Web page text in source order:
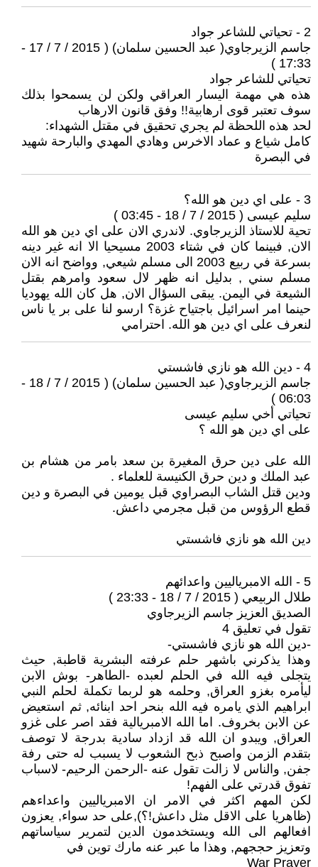
2 - تحياتي للشاعر جواد
جاسم الزيرجاوي( عبد الحسين سلمان) ( 2015 / 7 / 17 -
17:33 )
تحياتي للشاعر جواد
هذه هي مهمة اليسار العراقي ولكن لن يسمحوا بذلك
سوف تعتبر قوى ارهابية!! وفق قانون الارهاب
لحد هذه اللحظة لم يجري تحقيق في مقتل الشهداء:
كامل شياع و عماد الاخرس وهادي المهدي والبارحة شهيد
في البصرة
3 - على اي دين هو الله؟
سليم عيسى ( 2015 / 7 / 18 - 03:45 )
تحية للاستاذ الزيرجاوي. لاندري الان على اي دين هو الله
الان, فبينما كان في شتاء 2003 مسيحيا الا انه غير دينه
بسرعة في ربيع 2003 الى مسلم شيعي, وواضح انه الان
مسلم سني , بدليل انه ظهر لال سعود وامرهم بقتل
الشيعة في اليمن. يبقى السؤال الان, هل كان الله يهوديا
حينما امر اسرائيل باجتياح غزة؟ ارسو لنا على بر يا ناس
لنعرف على اي دين هو الله. احترامي
4 - دين الله هو نازي فاشستي
جاسم الزيرجاوي( عبد الحسين سلمان) ( 2015 / 7 / 18 -
06:03 )
تحياتي أخي سليم عيسى
على اي دين هو الله ؟
الله على دين حرق المغيرة بن سعد بامر من هشام بن
عبد الملك و دين حرق الكنيسة للعلماء .
ودين قتل الشاب البصراوي قبل يومين في البصرة و دين
قطع الرؤوس من قبل مجرمي داعش.
دين الله هو نازي فاشستي
5 - الله الامبرياليين واعدائهم
طلال الربيعي ( 2015 / 7 / 18 - 23:33 )
الصديق العزيز جاسم الزيرجاوي
تقول في تعليق 4
-دين الله هو نازي فاشستي-
وهذا يذكرني باشهر حلم عرفته البشرية قاطبة, حيث
يتجلى فيه الله في الحلم لعبده -الطاهر- بوش الابن
ليأمره بغزو العراق, وحلمه هو لربما تكملة لحلم النبي
ابراهيم الذي يامره فيه الله بنحر احد ابنائه, ثم استعيض
عن الابن بخروف. اما الله الامبريالية فقد اصر على غزو
العراق, ويبدو ان الله قد ازداد سادية بدرجة لا توصف
بتقدم الزمن واصبح ذبح الشعوب لا يسبب له حتى رفة
جفن, والناس لا زالت تقول عنه -الرحمن الرحيم- لاسباب
تفوق قدرتي على الفهم!
لكن المهم اكثر في الامر ان الامبرياليين واعداءهم
(ظاهريا على الاقل مثل داعش!؟),على حد سواء, يعزون
افعالهم الى الله ويستخدمون الدين لتمرير سياساتهم
وتعزيز حججهم, وهذا ما عبر عنه مارك توين في
War Prayer